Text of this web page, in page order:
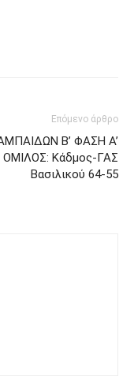
Επόμενο άρθρο
Β’ ΦΑΣΗ Α’
ΟΜΙΛΟΣ: Κάδμος-ΓΑΣ
Βασιλικού 64-55